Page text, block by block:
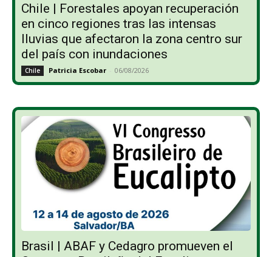
Chile | Forestales apoyan recuperación
en cinco regiones tras las intensas
lluvias que afectaron la zona centro sur
del país con inundaciones
Chile Patricia Escobar - 06/08/2026
Brasil | ABAF y Cedagro promueven el